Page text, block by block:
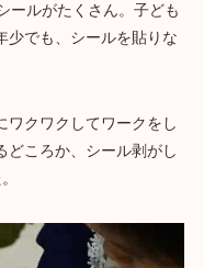
ールがたくさん。子ども
少でも、シールを貼りな
ワクワクしてワークをし
どころか、シール剥がし